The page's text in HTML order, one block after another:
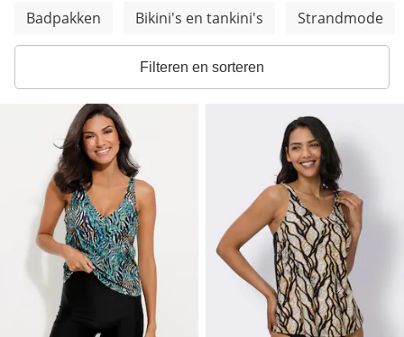
Meer categorieën overslaan
Badpakken Bikini's en tankini's Strandmode
Filteren en sorteren